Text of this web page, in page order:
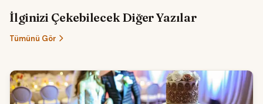
İlginizi Çekebilecek Diğer Yazılar
Tümünü Gör